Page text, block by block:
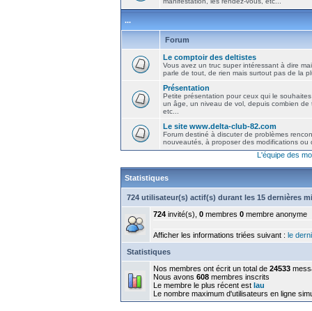
...
Forum
Le comptoir des deltistes
Vous avez un truc super intéressant à dire
parle de tout, de rien mais surtout pas de la
Présentation
Petite présentation pour ceux qui le
un âge, un niveau de vol, depuis combien de
etc...
Le site www.delta-club-82.com
Forum destiné à discuter de problèmes
nouveautés, à proposer des modifications ou
L'équipe des
Statistiques
724 utilisateur(s) actif(s) durant les 15 dernières
724 invité(s), 0 membres 0 membre anonyme
Afficher les informations triées suivant : le
Statistiques
Nos membres ont écrit un total de 24533
Nous avons 608 membres inscrits
Le membre le plus récent est lau
Le nombre maximum d'utilisateurs en ligne